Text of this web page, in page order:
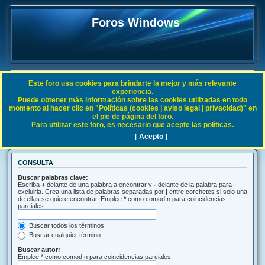
Foros Windows
FAQ
Índice general Buscar
Buscar
CONSULTA
Buscar palabras clave:
Escriba + delante de una palabra a encontrar y - delante de la palabra para
excluirla. Crea una lista de palabras separadas por | entre corchetes si solo una
de ellas se quiere encontrar. Emplee * como comodín para coincidencias
parciales.
Buscar todos los términos
Buscar cualquier término
Buscar autor:
Emplee * como comodín para coincidencias parciales.
Este foro usa cookies para brindarte la mejor y más relevante
experiencia.
Puede obtener más información sobre las cookies utilizadas en todo
momento al hacer clic en "Políticas (cookies | aviso legal | privacidad)" en
el pie de página del foro.
Para utilizar este foro, es necesario que acepte las políticas.
[ Acepto ]